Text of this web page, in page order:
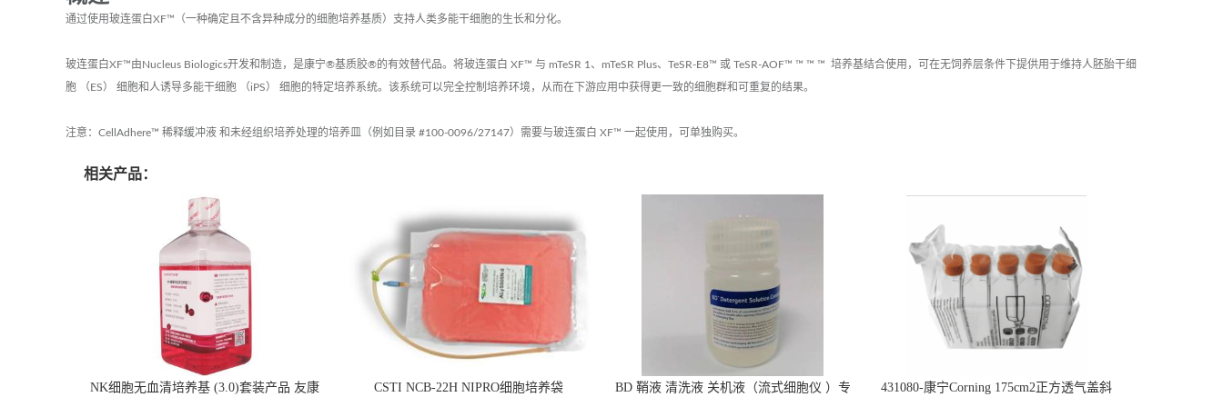
通过使用玻连蛋白XF™（一种确定且不含异种成分的细胞培养基质）支持人类多能干细胞的生长和分化。
玻连蛋白XF™由Nucleus Biologics开发和制造，是康宁®基质胶®的有效替代品。将玻连蛋白 XF™ 与 mTeSR 1、mTeSR Plus、TeSR-E8™ 或 TeSR-AOF™ ™ ™ ™ 培养基结合使用，可在无饲养层条件下提供用于维持人胚胎干细
胞 （ES） 细胞和人诱导多能干细胞 （iPS） 细胞的特定培养系统。该系统可以完全控制培养环境，从而在下游应用中获得更一致的细胞群和可重复的结果。
注意：CellAdhere™ 稀释缓冲液 和未经组织培养处理的培养皿（例如目录 #100-0096/27147）需要与玻连蛋白 XF™ 一起使用，可单独购买。
相关产品：
NK细胞无血清培养基 (3.0)套装产品 友康
CSTI NCB-22H NIPRO细胞培养袋
BD 鞘液 清洗液 关机液（流式细胞仪 ）专
431080-康宁Corning 175cm2正方透气盖斜